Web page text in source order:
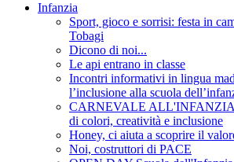
Infanzia
Sport, gioco e sorrisi: festa in
Tobagi
Dicono di noi...
Le api entrano in classe
Incontri informativi in lingua
l’inclusione alla scuola
CARNEVALE ALL'INFANZIA
di colori, creatività e inclusione
Honey, ci aiuta a scoprire il
Noi, costruttori di PACE